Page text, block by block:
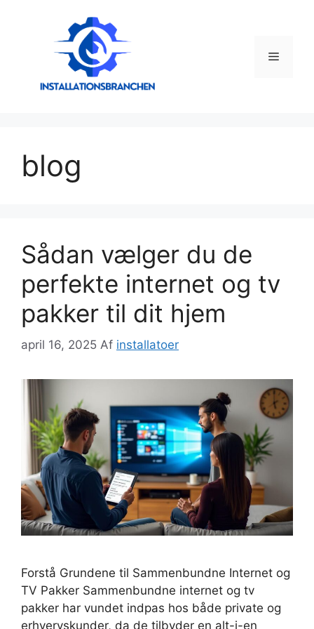
Menu
blog
Sådan vælger du de
perfekte internet og tv
pakker til dit hjem
april 16, 2025 Af installatoer
Forstå Grundene til Sammenbundne Internet og
TV Pakker Sammenbundne internet og tv
pakker har vundet indpas hos både private og
erhvervskunder, da de tilbyder en alt-i-en